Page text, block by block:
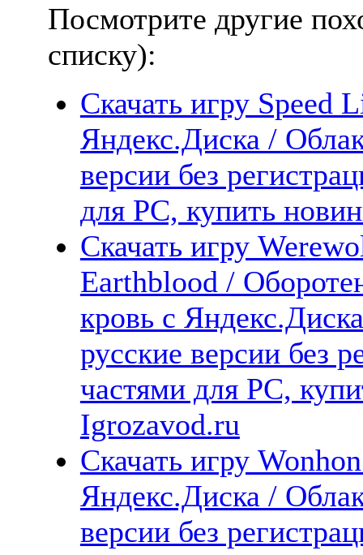
Посмотрите другие
списку):
Скачать игру Speed
Яндекс.Диска /
версии без
для PC, купить
Скачать игру
Earthblood /
кровь с
русские версии без
частями для PC,
Igrozavod.ru
Скачать игру
Яндекс.Диска /
версии без